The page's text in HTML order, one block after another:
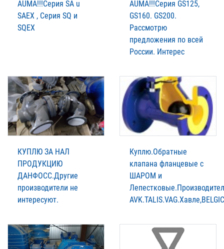
AUMА!!!Серия SA u
SAEX , Серия SQ и
SQEX
AUMА!!!Серия GS125,
GS160. GS200.
Рассмотрю
предложения по всей
России. Интерес
КУПЛЮ ЗА НАЛ
ПРОДУКЦИЮ
ДАНФОСС.Другие
производители не
интересуют.
Куплю.Обратные
клапана фланцевые с
ШАРОМ и